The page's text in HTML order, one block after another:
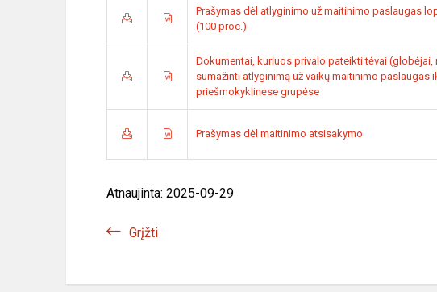
Prašymas dėl atlyginimo už maitinimo paslaugas
(100 proc.)
Dokumentai, kuriuos privalo pateikti tėvai
sumažinti atlyginimą už vaikų maitinimo paslaugas
priešmokyklinėse grupėse
Prašymas dėl maitinimo atsisakymo
Atnaujinta: 2025-09-29
Grįžti